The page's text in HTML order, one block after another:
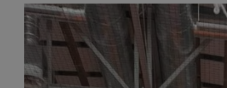
_ga_DEDM2KCVWQ
VISITOR_INFO1_LIVE